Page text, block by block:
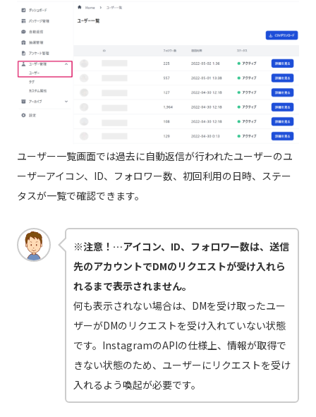
ユーザー一覧画面では過去に自動返信が行われたユーザーのユ
ーザーアイコン、ID、フォロワー数、初回利用の日時、ステー
タスが一覧で確認できます。
※注意！…アイコン、ID、フォロワー数は、送信
先のアカウントでDMのリクエストが受け入れら
れるまで表示されません。
何も表示されない場合は、DMを受け取ったユー
ザーがDMのリクエストを受け入れていない状態
です。InstagramのAPIの仕様上、情報が取得で
きない状態のため、ユーザーにリクエストを受け
入れるよう喚起が必要です。